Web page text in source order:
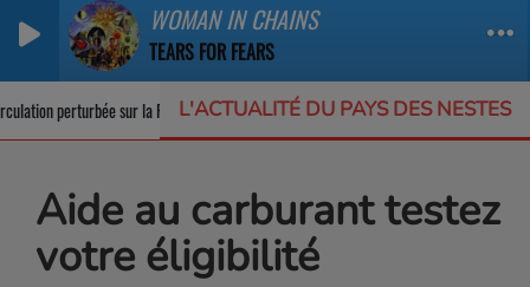
WOMAN IN CHAINS
TEARS FOR FEARS
L'ACTUALITÉ DU PAYS DES NESTES
perturbée sur la RD123 Un appel à projets pour protéger la
Aide au carburant testez
votre éligibilité